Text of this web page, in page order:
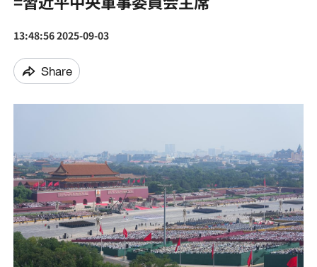
13:48:56 2025-09-03
Share